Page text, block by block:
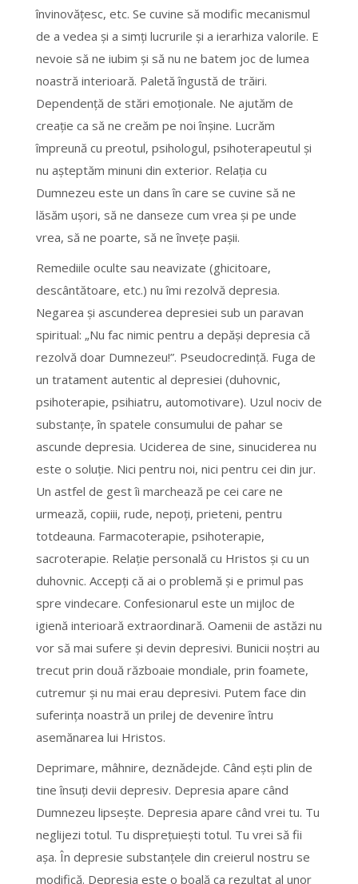
învinovăţesc, etc. Se cuvine să modific mecanismul
de a vedea şi a simţi lucrurile şi a ierarhiza valorile. E
nevoie să ne iubim şi să nu ne batem joc de lumea
noastră interioară. Paletă îngustă de trăiri.
Dependenţă de stări emoţionale. Ne ajutăm de
creaţie ca să ne creăm pe noi înşine. Lucrăm
împreună cu preotul, psihologul, psihoterapeutul şi
nu aşteptăm minuni din exterior. Relaţia cu
Dumnezeu este un dans în care se cuvine să ne
lăsăm uşori, să ne danseze cum vrea şi pe unde
vrea, să ne poarte, să ne înveţe paşii.
Remediile oculte sau neavizate (ghicitoare,
descântătoare, etc.) nu îmi rezolvă depresia.
Negarea şi ascunderea depresiei sub un paravan
spiritual: „Nu fac nimic pentru a depăşi depresia că
rezolvă doar Dumnezeu!”. Pseudocredinţă. Fuga de
un tratament autentic al depresiei (duhovnic,
psihoterapie, psihiatru, automotivare). Uzul nociv de
substanţe, în spatele consumului de pahar se
ascunde depresia. Uciderea de sine, sinuciderea nu
este o soluţie. Nici pentru noi, nici pentru cei din jur.
Un astfel de gest îi marchează pe cei care ne
urmează, copiii, rude, nepoţi, prieteni, pentru
totdeauna. Farmacoterapie, psihoterapie,
sacroterapie. Relaţie personală cu Hristos şi cu un
duhovnic. Accepţi că ai o problemă şi e primul pas
spre vindecare. Confesionarul este un mijloc de
igienă interioară extraordinară. Oamenii de astăzi nu
vor să mai sufere şi devin depresivi. Bunicii noştri au
trecut prin două războaie mondiale, prin foamete,
cutremur şi nu mai erau depresivi. Putem face din
suferinţa noastră un prilej de devenire întru
asemănarea lui Hristos.
Deprimare, mâhnire, deznădejde. Când eşti plin de
tine însuţi devii depresiv. Depresia apare când
Dumnezeu lipseşte. Depresia apare când vrei tu. Tu
neglijezi totul. Tu dispreţuieşti totul. Tu vrei să fii
aşa. În depresie substanţele din creierul nostru se
modifică. Depresia este o boală ca rezultat al unor